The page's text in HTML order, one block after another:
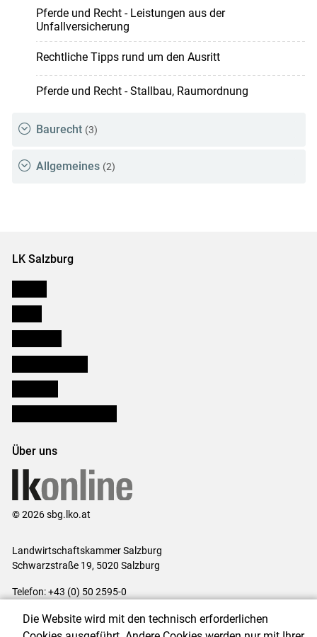
Pferde und Recht - Leistungen aus der
Unfallversicherung
Rechtliche Tipps rund um den Ausritt
Pferde und Recht - Stallbau, Raumordnung
Baurecht (3)
Allgemeines (2)
LK Salzburg
Über uns
© 2026 sbg.lko.at
Landwirtschaftskammer Salzburg
Schwarzstraße 19, 5020 Salzburg
Telefon: +43 (0) 50 2595-0
Impressum|Kontakt|Datenschutzerklärung|Barrierefreiheit|
Die Website wird mit den technisch erforderlichen